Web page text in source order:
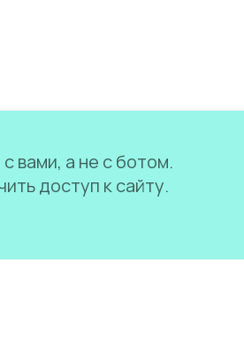
вами, а не с ботом.
доступ к сайту.